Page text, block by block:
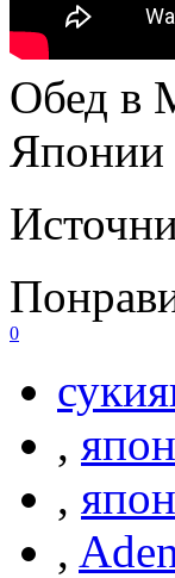
Обед в
Японии
0
,
,
,